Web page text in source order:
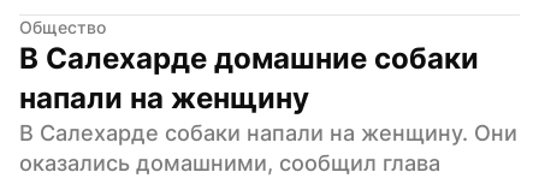
Общество
В Салехарде домашние собаки
напали на женщину
В Салехарде собаки напали на женщину. Они
оказались домашними, сообщил глава